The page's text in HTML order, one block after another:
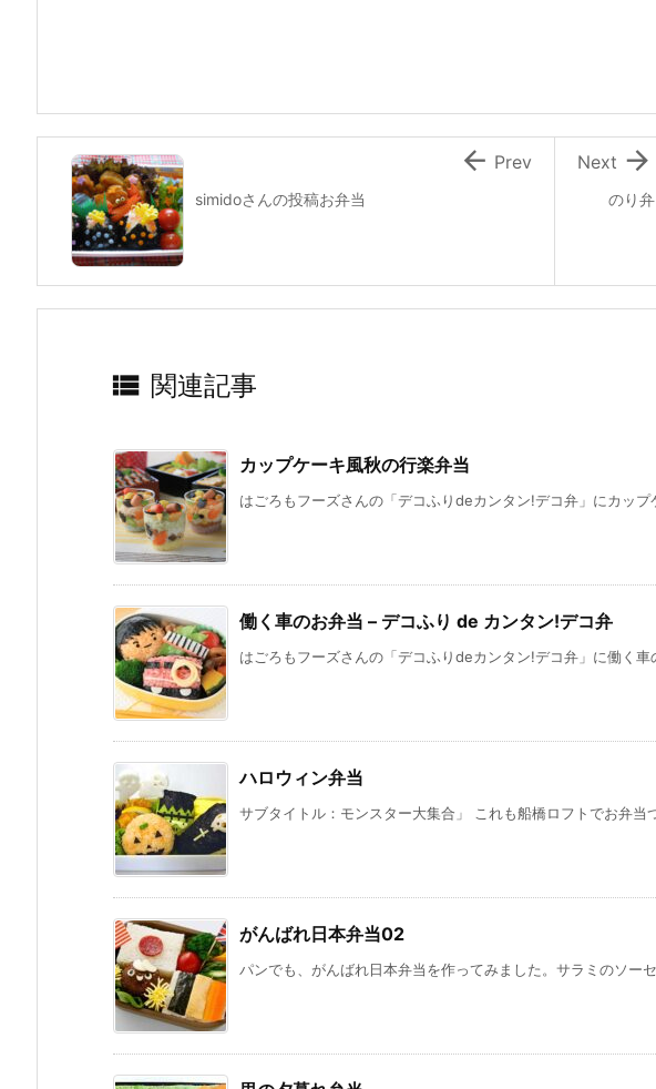
k
のり

Next
simidoさんの投稿お弁当
 Prev
 関連記事
カップケーキ風秋の行楽弁当
はごろもフーズさんの「デコふりdeカンタン!デコ弁」にカッ
働く車のお弁当 – デコふり de カンタン!デコ弁
はごろもフーズさんの「デコふりdeカンタン!デコ弁」に働く
ハロウィン弁当
サブタイトル：モンスター大集合」 これも船橋ロフトでお弁当
がんばれ日本弁当02
パンでも、がんばれ日本弁当を作ってみました。サラミのソー